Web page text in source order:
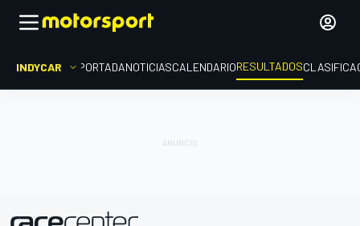
INDYCAR PORTADANOTICIASCALENDARIORESULTADOS